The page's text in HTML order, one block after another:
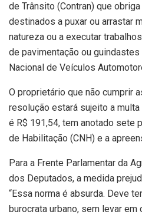
de Trânsito (Contran) que
destinados a puxar ou arrastar
natureza ou a executar
de pavimentação ou
Nacional de Veículos
O proprietário que não cumprir
resolução estará sujeito a
é R$ 191,54, tem anotado sete
de Habilitação (CNH) e a
Para a Frente Parlamentar da
dos Deputados, a medida
“Essa norma é absurda. Deve
burocrata urbano, sem levar em